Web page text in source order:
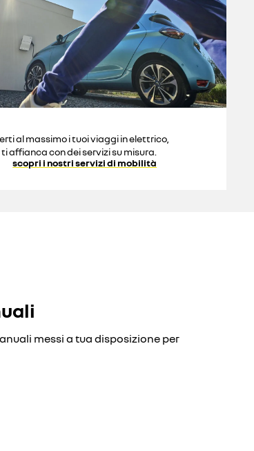
al massimo i tuoi viaggi in elettrico,
affianca con dei servizi su misura.
scopri i nostri servizi di mobilità
messi a tua disposizione per